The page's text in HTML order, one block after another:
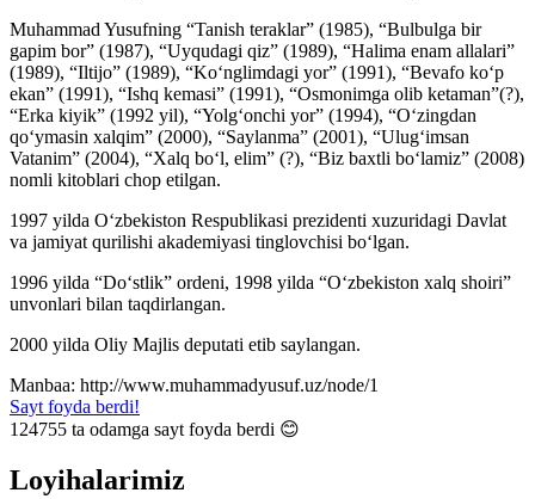
Muhammad Yusufning “Tanish teraklar” (1985), “Bulbulga bir
gapim bor” (1987), “Uyqudagi qiz” (1989), “Halima enam allalari”
(1989), “Iltijo” (1989), “Ko‘nglimdagi yor” (1991), “Bevafo ko‘p
ekan” (1991), “Ishq kemasi” (1991), “Osmonimga olib ketaman”(?),
“Erka kiyik” (1992 yil), “Yolg‘onchi yor” (1994), “O‘zingdan
qo‘ymasin xalqim” (2000), “Saylanma” (2001), “Ulug‘imsan
Vatanim” (2004), “Xalq bo‘l, elim” (?), “Biz baxtli bo‘lamiz” (2008)
nomli kitoblari chop etilgan.
1997 yilda O‘zbekiston Respublikasi prezidenti xuzuridagi Davlat
va jamiyat qurilishi akademiyasi tinglovchisi bo‘lgan.
1996 yilda “Do‘stlik” ordeni, 1998 yilda “O‘zbekiston xalq shoiri”
unvonlari bilan taqdirlangan.
2000 yilda Oliy Majlis deputati etib saylangan.
Manbaa: http://www.muhammadyusuf.uz/node/1
Sayt foyda berdi!
124755 ta odamga sayt foyda berdi 😊
Loyihalarimiz